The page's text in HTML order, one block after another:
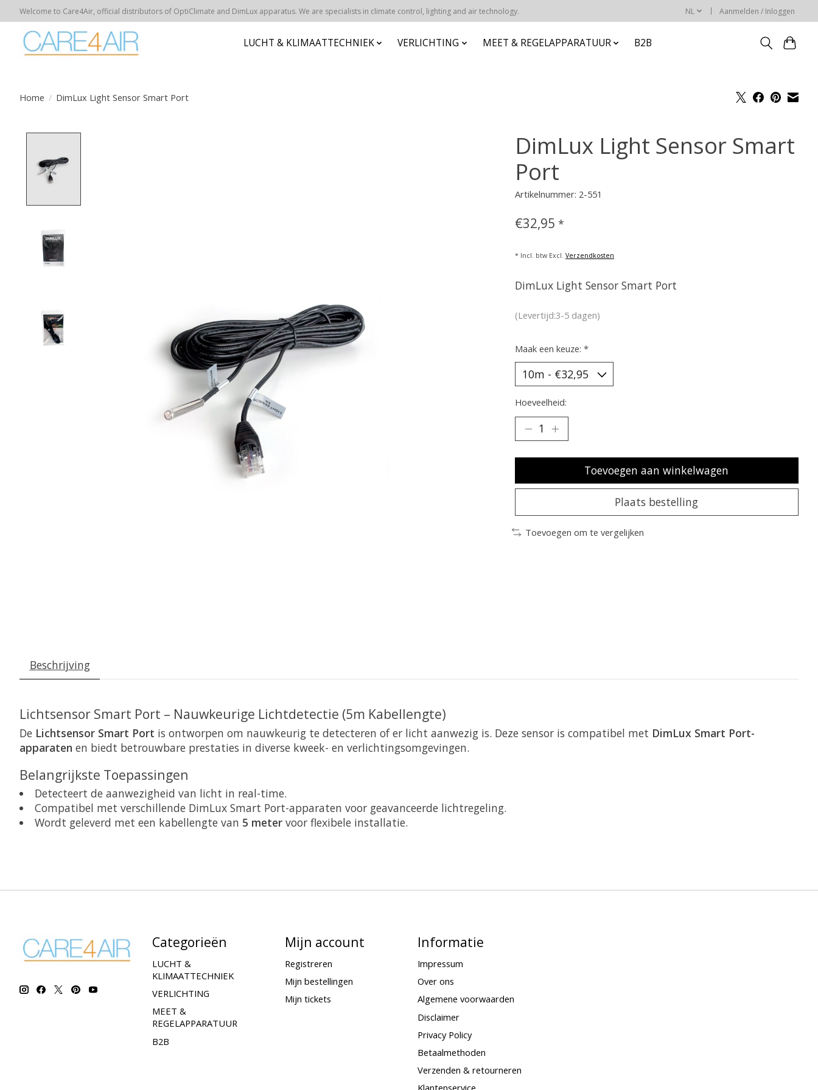
Welcome to Care4Air, official distributors of OptiClimate and DimLux apparatus. We are specialists in climate control, lighting and air technology. NL Aanmelden / Inloggen
LUCHT & KLIMAATTECHNIEK VERLICHTING MEET & REGELAPPARATUUR B2B
Home / DimLux Light Sensor Smart Port
DimLux Light Sensor Smart
Port
Artikelnummer: 2-551
€32,95 *
* Incl. btw Excl. Verzendkosten
DimLux Light Sensor Smart Port
(Levertijd:3-5 dagen)
Maak een keuze: *
Hoeveelheid:
Toevoegen aan winkelwagen
Plaats bestelling
Toevoegen om te vergelijken
Beschrijving
Lichtsensor Smart Port – Nauwkeurige Lichtdetectie (5m Kabellengte)
De Lichtsensor Smart Port is ontworpen om nauwkeurig te detecteren of er licht aanwezig is. Deze sensor is compatibel met DimLux Smart Port-
apparaten en biedt betrouwbare prestaties in diverse kweek- en verlichtingsomgevingen.
Belangrijkste Toepassingen
Detecteert de aanwezigheid van licht in real-time.
Compatibel met verschillende DimLux Smart Port-apparaten voor geavanceerde lichtregeling.
Wordt geleverd met een kabellengte van 5 metervoor flexibele installatie.
Categorieën
LUCHT &
KLIMAATTECHNIEK
VERLICHTING
MEET &
REGELAPPARATUUR
B2B
Mijn account
Registreren
Mijn bestellingen
Mijn tickets
Informatie
Impressum
Over ons
Algemene voorwaarden
Disclaimer
Privacy Policy
Betaalmethoden
Verzenden & retourneren